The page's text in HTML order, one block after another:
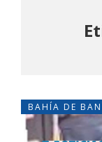
BAHÍA DE